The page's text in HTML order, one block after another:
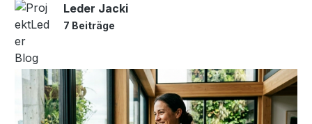
Leder Jacki
7 Beiträge